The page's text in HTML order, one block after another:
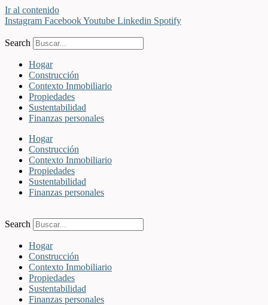
Ir al contenido
Instagram FacebookYoutube Linkedin Spotify
Search
Hogar
Construcción
Contexto Inmobiliario
Propiedades
Sustentabilidad
Finanzas personales
Hogar
Construcción
Contexto Inmobiliario
Propiedades
Sustentabilidad
Finanzas personales
Search
Hogar
Construcción
Contexto Inmobiliario
Propiedades
Sustentabilidad
Finanzas personales